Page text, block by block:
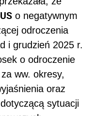
o negatywnym
odroczenia
i grudzień 2025 r.
o odroczenie
ww. okresy,
oraz
sytuacji